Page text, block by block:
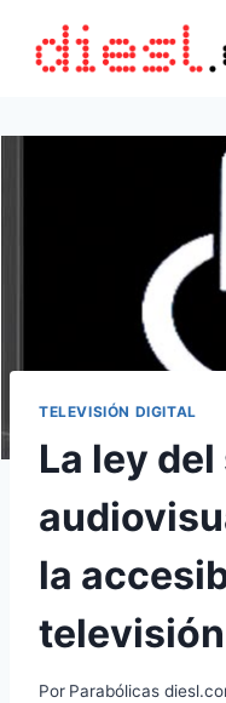
contenido
TELEVISIÓN DIGITAL
La ley
la
Por Parabólicas